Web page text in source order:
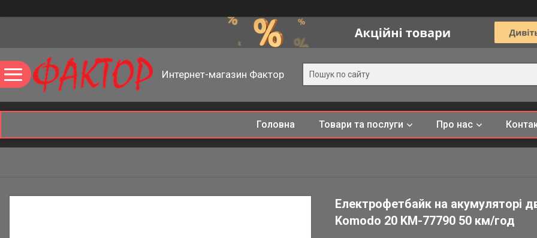
Интернет-магазин Фактор
Головна Товари та послуги Про нас
Електрофетбайк на акумуляторі
Komodo 20 KM-77790 50 км/год